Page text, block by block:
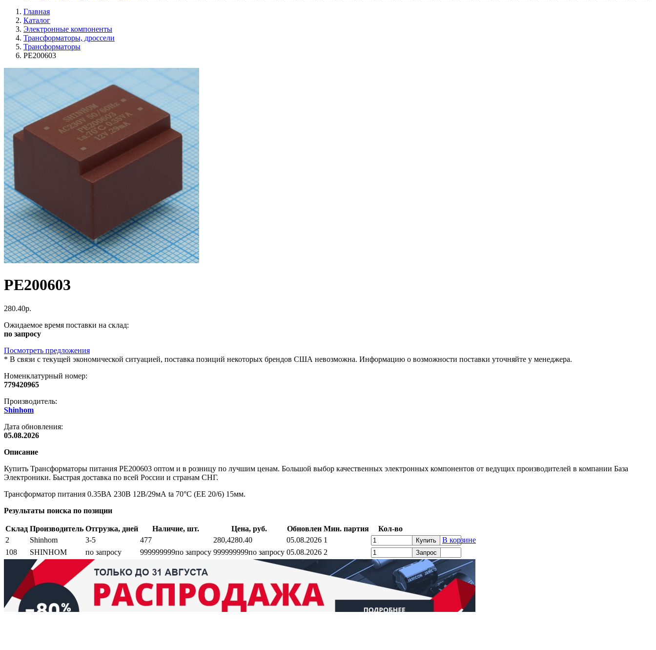
Главная
Каталог
Электронные компоненты
Трансформаторы, дроссели
Трансформаторы
PE200603
PE200603
280.40р.
Ожидаемое время поставки на склад:
по запросу
Посмотреть предложения
* В связи с текущей экономической ситуацией, поставка позиций некоторых брендов США невозможна. Информацию о возможности поставки уточняйте у менеджера.
Номенклатурный номер:
779420965
Производитель:
Shinhom
Дата обновления:
05.08.2026
Описание
Купить Трансформаторы питания PE200603 оптом и в розницу по лучшим ценам. Большой выбор качественных электронных компонентов от ведущих производителей в компании База
Электроники. Быстрая доставка по всей России и странам СНГ.
Трансформатор питания 0.35ВА 230В 12В/29мА ta 70°C (EE 20/6) 15мм.
Результаты поиска по позиции
Склад Производитель Отгрузка, дней Наличие, шт. Цена, руб. Обновлен Мин. партия
Кол-во
2
Shinhom 3-5 477 280,4280.40 05.08.2026 1 Купить
В корзине
108
SHINHOM по запросу 999999999по запросу 999999999по запросу 05.08.2026 2 Запрос